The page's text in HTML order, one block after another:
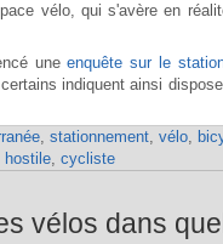
vélo, qui s'avère en
uneenquête sur le
indiquent ainsi
, stationnement, vélo,
hostile, cycliste
vélos dans